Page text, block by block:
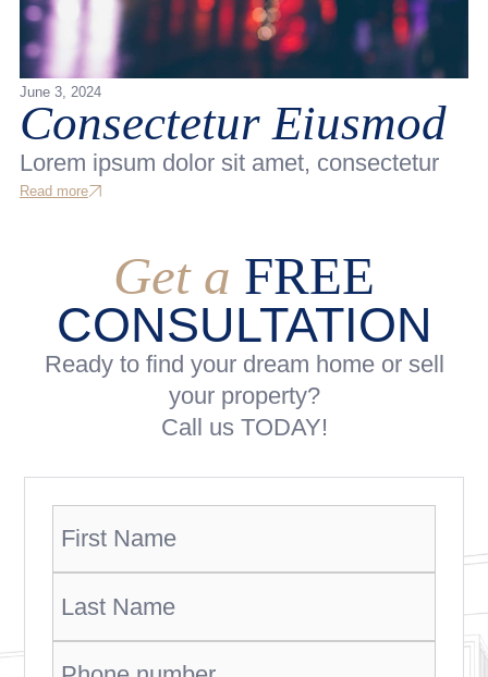
June 3, 2024
Consectetur Eiusmod
Lorem ipsum dolor sit amet, consectetur
Read more
Get a FREE
CONSULTATION
Ready to find your dream home or sell
your property?
Call us TODAY!